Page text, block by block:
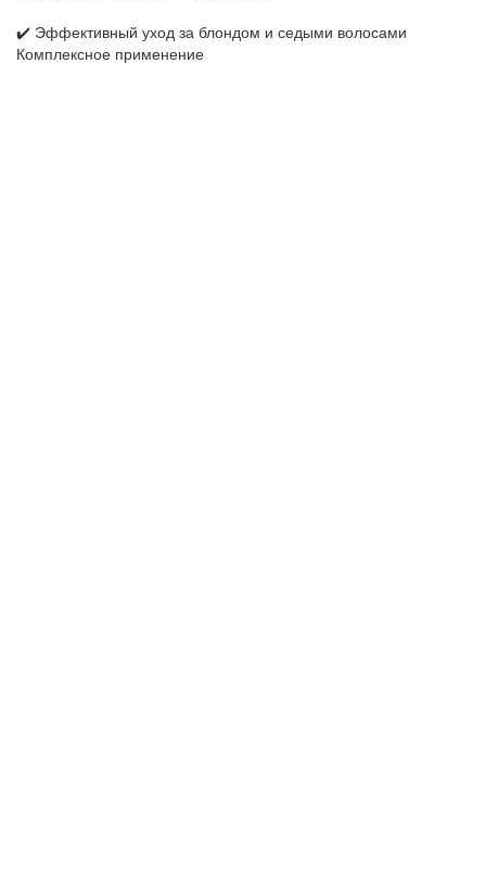
✔️ Эффективный уход за блондом и седыми волосами
Комплексное применение